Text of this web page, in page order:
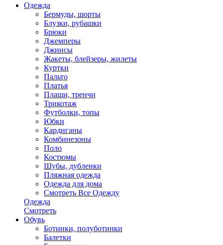
Одежда
Бермуды, шорты
Блузки, рубашки
Брюки
Джемперы
Джинсы
Жакеты, блейзеры, жилеты
Куртки
Пальто
Платья
Плащи, тренчи
Трикотаж
Футболки, топы
Юбки
Кардиганы
Комбинезоны
Поло
Костюмы
Шубы, дубленки
Пляжная одежда
Одежда для дома
Смотреть Все Одежду
Одежда
Смотреть
Обувь
Ботинки, полуботинки
Балетки